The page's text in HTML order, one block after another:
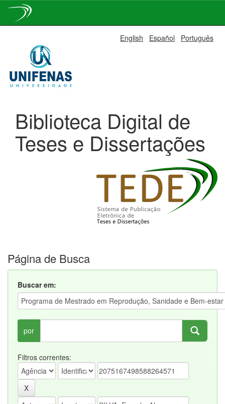
navigation
English Español Português
Biblioteca Digital de
Teses e Dissertações
Página de Busca
Buscar em:
por
Filtros correntes: